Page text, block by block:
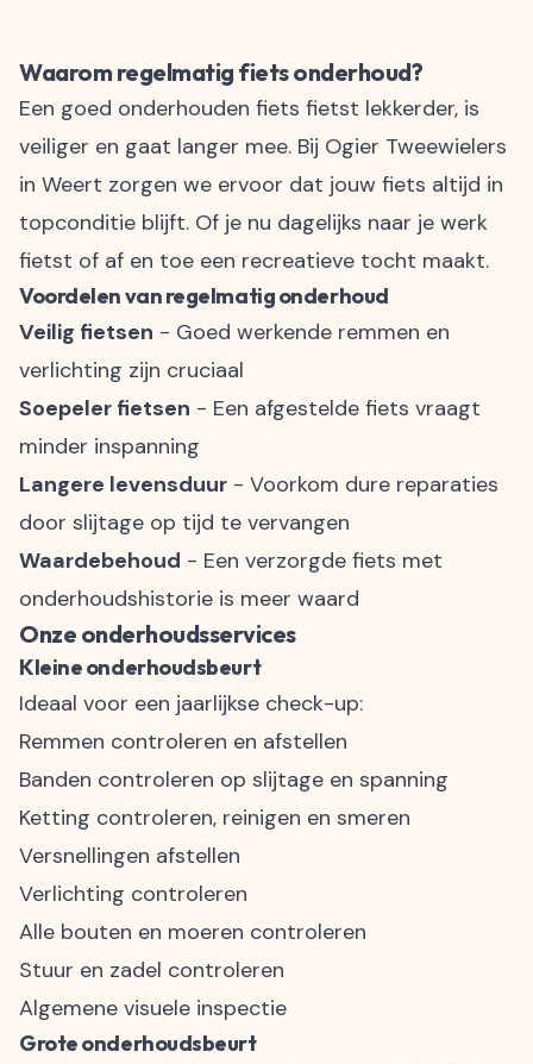
Waarom regelmatig fiets onderhoud?
Een goed onderhouden fiets fietst lekkerder, is
veiliger en gaat langer mee. Bij Ogier Tweewielers
in Weert zorgen we ervoor dat jouw fiets altijd in
topconditie blijft. Of je nu dagelijks naar je werk
fietst of af en toe een recreatieve tocht maakt.
Voordelen van regelmatig onderhoud
Veilig fietsen - Goed werkende remmen en
verlichting zijn cruciaal
Soepeler fietsen - Een afgestelde fiets vraagt
minder inspanning
Langere levensduur - Voorkom dure reparaties
door slijtage op tijd te vervangen
Waardebehoud - Een verzorgde fiets met
onderhoudshistorie is meer waard
Onze onderhoudsservices
Kleine onderhoudsbeurt
Ideaal voor een jaarlijkse check-up:
Remmen controleren en afstellen
Banden controleren op slijtage en spanning
Ketting controleren, reinigen en smeren
Versnellingen afstellen
Verlichting controleren
Alle bouten en moeren controleren
Stuur en zadel controleren
Algemene visuele inspectie
Grote onderhoudsbeurt